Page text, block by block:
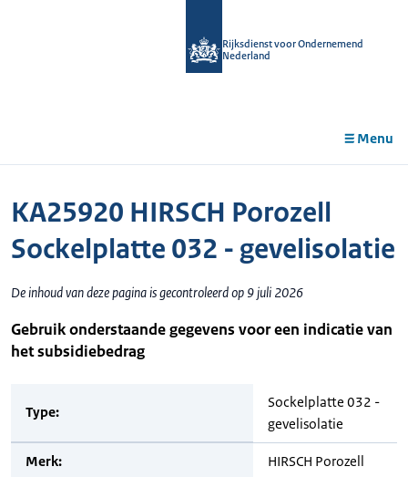
Rijksdienst voor Ondernemend
Nederland
Menu
KA25920 HIRSCH Porozell
Sockelplatte 032 - gevelisolatie
De inhoud van deze pagina is gecontroleerd op 9 juli 2026
Gebruik onderstaande gegevens voor een indicatie van
het subsidiebedrag
Type:
Sockelplatte 032 -
gevelisolatie
Merk: HIRSCH Porozell